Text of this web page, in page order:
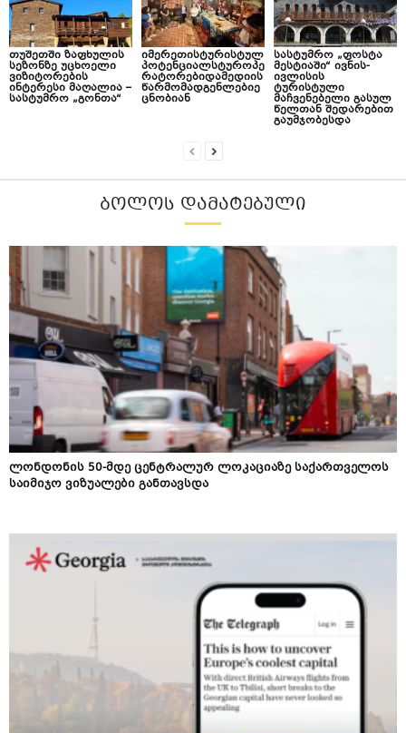
თუშეთში ზაფხულის
სეზონზე უცხოელი
ვიზიტორების
ინტერესი მაღალია –
სასტუმრო „გონთა“
იმერეთისტურისტულ
პოტენციალსტუროპე
რატორებიდამედიის
წარმომადგენლებიე
ცნობიან
სასტუმრო „ფოსტა
მესტიაში“ ივნის-
ივლისის
ტურისტული
მაჩვენებელი გასულ
წელთან შედარებით
გაუმჯობესდა
ᲑᲝᲚᲝᲡ ᲓᲐᲛᲐᲢᲔᲑᲣᲚᲘ
ლონდონის 50-მდე ცენტრალურ ლოკაციაზე საქართველოს
საიმიჯო ვიზუალები განთავსდა